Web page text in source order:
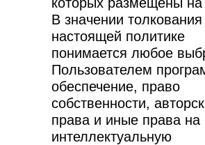
В значении
настоящей политике
понимается любое
Пользователем
обеспечение, право
собственности,
права и иные права на
интеллектуальную